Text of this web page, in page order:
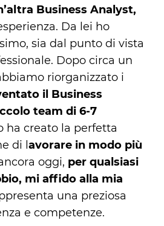
Business Analyst,
Da lei ho
sia dal punto di vista
Dopo circa un
riorganizzato i
il Business
team di 6-7
ha creato la perfetta
di l avorare in modo più
oggi, per qualsiasi
mi affido alla mia
una preziosa
e competenze.